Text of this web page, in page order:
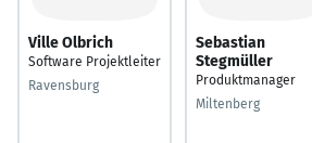
Ville Olbrich
Software Projektleiter
Ravensburg
Sebastian
Stegmüller
Produktmanager
Miltenberg